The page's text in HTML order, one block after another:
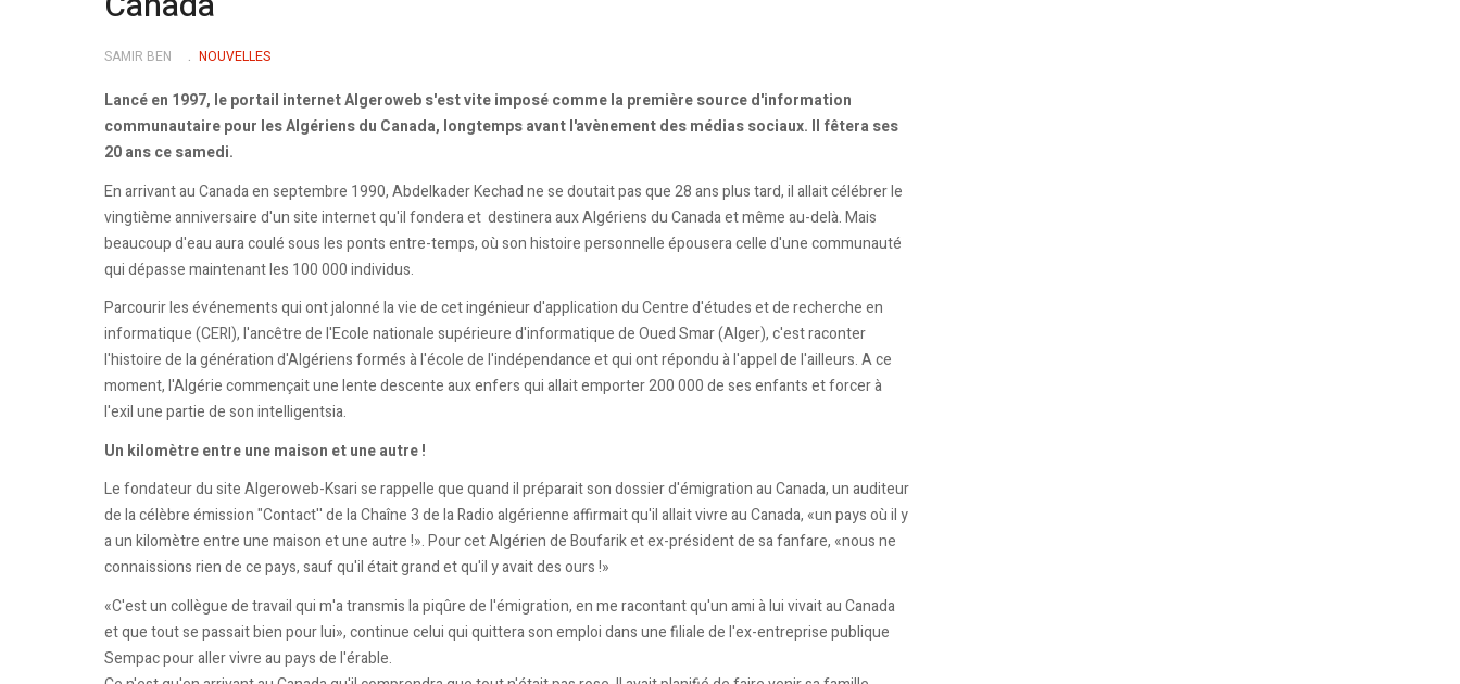
SAMIR BEN NOUVELLES
Lancé en 1997, le portail internet Algeroweb s'est vite imposé comme la première source d'information
communautaire pour les Algériens du Canada, longtemps avant l'avènement des médias sociaux. Il fêtera ses
20 ans ce samedi.
En arrivant au Canada en septembre 1990, Abdelkader Kechad ne se doutait pas que 28 ans plus tard, il allait célébrer le
vingtième anniversaire d'un site internet qu'il fondera et destinera aux Algériens du Canada et même au-delà. Mais
beaucoup d'eau aura coulé sous les ponts entre-temps, où son histoire personnelle épousera celle d'une communauté
qui dépasse maintenant les 100 000 individus.
Parcourir les événements qui ont jalonné la vie de cet ingénieur d'application du Centre d'études et de recherche en
informatique (CERI), l'ancêtre de l'Ecole nationale supérieure d'informatique de Oued Smar (Alger), c'est raconter
l'histoire de la génération d'Algériens formés à l'école de l'indépendance et qui ont répondu à l'appel de l'ailleurs. A ce
moment, l'Algérie commençait une lente descente aux enfers qui allait emporter 200 000 de ses enfants et forcer à
l'exil une partie de son intelligentsia.
Un kilomètre entre une maison et une autre !
Le fondateur du site Algeroweb-Ksari se rappelle que quand il préparait son dossier d'émigration au Canada, un auditeur
de la célèbre émission "Contact'' de la Chaîne 3 de la Radio algérienne affirmait qu'il allait vivre au Canada, «un pays où il y
a un kilomètre entre une maison et une autre !». Pour cet Algérien de Boufarik et ex-président de sa fanfare, «nous ne
connaissions rien de ce pays, sauf qu'il était grand et qu'il y avait des ours !»
«C'est un collègue de travail qui m'a transmis la piqûre de l'émigration, en me racontant qu'un ami à lui vivait au Canada
et que tout se passait bien pour lui», continue celui qui quittera son emploi dans une filiale de l'ex-entreprise publique
Sempac pour aller vivre au pays de l'érable.